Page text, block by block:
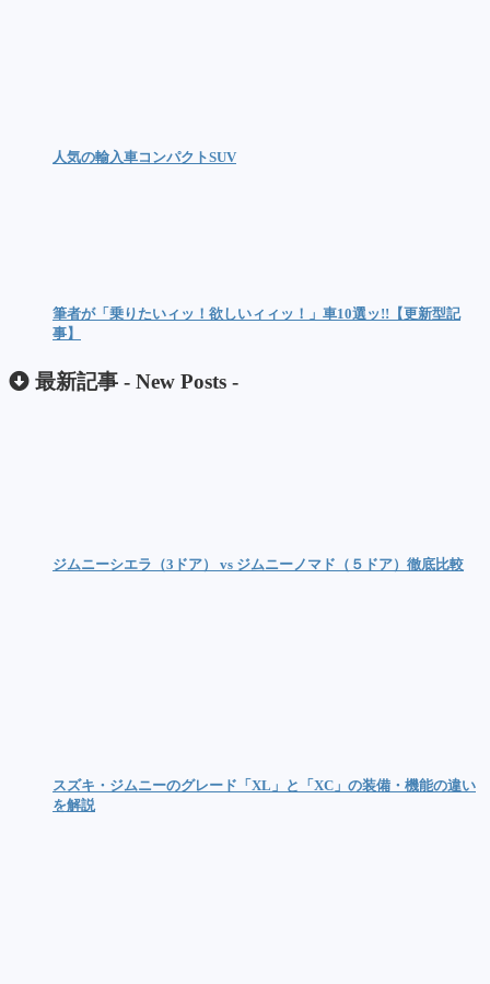
人気の輸入車コンパクトSUV
筆者が「乗りたいィッ！欲しいィィッ！」車10選ッ!!【更新型記
事】
最新記事 - New Posts -
ジムニーシエラ（3ドア） vs ジムニーノマド（５ドア）徹底比較
スズキ・ジムニーのグレード「XL」と「XC」の装備・機能の違い
を解説